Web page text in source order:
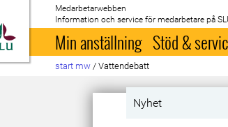
Till startsida
Medarbetarwebben
Information och service för medarbetare på
Min anställning Stöd &
start mw / Vattendebatt
Nyhet